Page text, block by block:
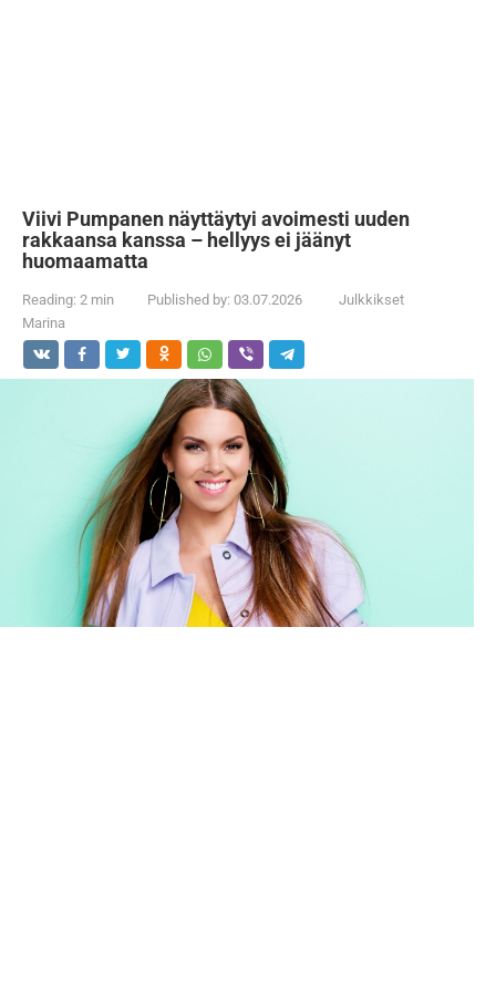
Viivi Pumpanen näyttäytyi avoimesti uuden
rakkaansa kanssa – hellyys ei jäänyt
huomaamatta
Reading: 2 min Published by: 03.07.2026
Julkkikset
Marina